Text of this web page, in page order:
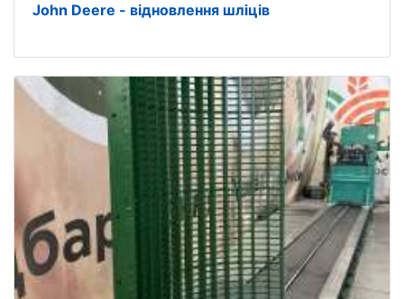
John Deere - відновлення шліців